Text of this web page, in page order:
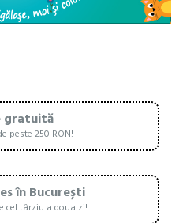
gratuită
peste 250 RON!
în București
cel târziu a doua zi!